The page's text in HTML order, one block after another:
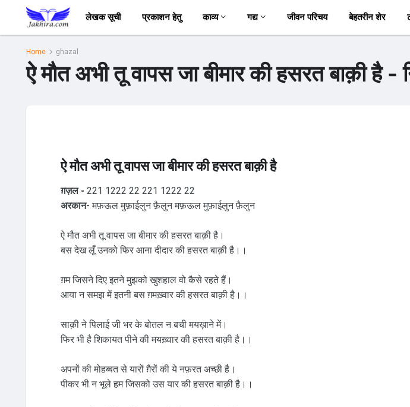
लेखक सूची प्रकाशन हेतु काव्य गद्य जीवन परिचय बेहतरीन शेर
Home ghazal
ऐ मौत अभी तू वापस जा बीमार की हसरत बाक़ी है -
ऐ मौत अभी तू वापस जा बीमार की हसरत बाक़ी है
ग़ज़ल - 221 1222 22 221 1222 22
अरकान- मफ़ऊल मुफ़ाईलुन फ़ैलुन मफ़ऊल मुफ़ाईलुन फ़ैलुन
ऐ मौत अभी तू वापस जा बीमार की हसरत बाक़ी है।
बस देख लूँ उनको फिर आना दीदार की हसरत बाक़ी है।।
ग़म जिसने दिए इतने मुझको खुशहाल वो कैसे रहते हैं।
आया न समझ में इतनी बस ग़मख़्वार की हसरत बाक़ी है।।
साक़ी ने पिलाई जी भर के बोतल न बची मयख़ाने में।
फिर भी है शिकायत पीने की मयख़्वार की हसरत बाक़ी है।।
अपनों की मोहब्बत से यारों ग़ैरों की ये नफ़रत अच्छी है।
पीकर भी न भूले हम जिसको उस यार की हसरत बाक़ी है।।